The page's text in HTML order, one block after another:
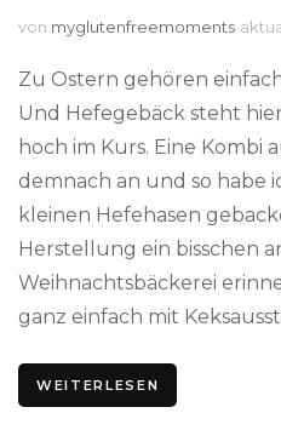
von myglutenfreemoments
Zu Ostern gehören
Und Hefegebäck steht
hoch im Kurs. Eine Kombi
demnach an und so habe
kleinen Hefehasen
Herstellung ein bisschen
Weihnachtsbäckerei
ganz einfach mit
WEITERLESEN